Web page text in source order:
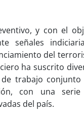
y con el
señales
del
ha suscrito
de trabajo
con una serie
del país.